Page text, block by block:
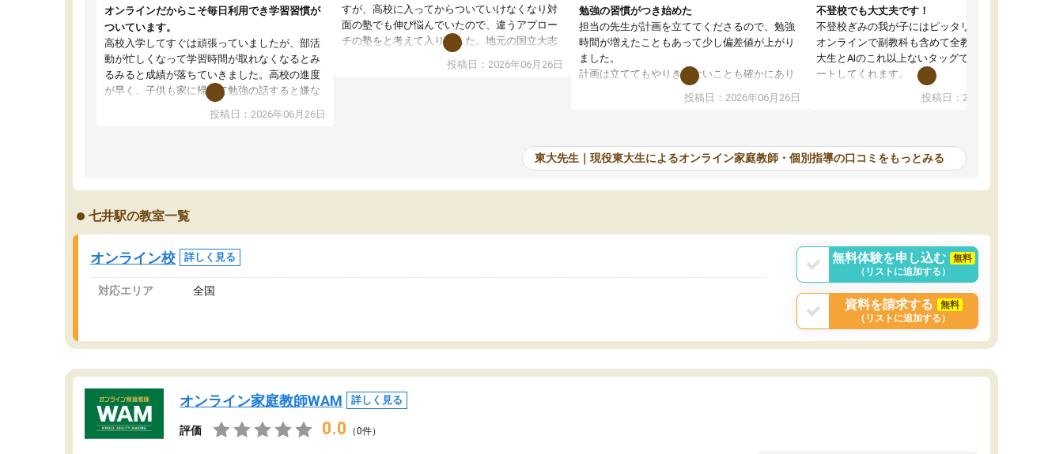
オンラインだからこそ毎日利用でき学習習慣が
ついています。
高校入学してすぐは頑張っていましたが、部活
動が忙しくなって学習時間が取れなくなるとみ
るみると成績が落ちていきました。高校の進度
が早く、子供も家に帰って勉強の話すると嫌な
反応を示します。東大先生にお願いしてからは
効率的な計画を先生が立ててくれるので、親と
投稿日：2026年06月26日
すが、高校に入ってからついていけなくなり対
面の塾でも伸び悩んでいたので、違うアプロー
チの塾をと考えて入りました。地元の国立大志
望で、当初は模試でD判定でしたので心配して
いたのですが、やはり東大生は受験勉強に詳し
投稿日：2026年06月26日
勉強の習慣がつき始めた
担当の先生が計画を立ててくださるので、勉強
時間が増えたこともあって少し偏差値が上がり
ました。
計画は立ててもやりきれないことも確かにあり
ますが、サボってしまう日は徐々に減ってき
て、成績が上がったことで本人もやる気になっ
投稿日：2026年06月26日
不登校でも大丈夫です！
不登校ぎみの我が子にはピッタリの塾です。
オンラインで副教科も含めて全教科対応で、東
大生とAIのこれ以上ないタッグで、学習をサポ
ートしてくれます。
また、オンラインの自習室もまだ使えていませ
んが毎日利用でき（東大生が常駐していま
れるので、ちょっと教わるぐらいじゃ全然時間
が足りない！ みたいな方にピッタリです。
投稿日：2026年06月18日
東大先生｜現役東大生によるオンライン家庭教師・個別指導の口コミをもっとみる
七井駅の教室一覧
オンライン校 詳しく見る
対応エリア 全国
無料体験を申し込む
無料
（リストに追加する）
資料を請求する
無料
（リストに追加する）
オンライン家庭教師WAM 詳しく見る
評価 0.0 （0件）